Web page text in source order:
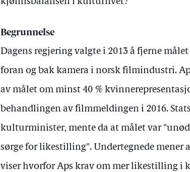
Begrunnelse
Dagens regjering valgte i 2013 å fjerne
foran og bak kamera i norsk filmindustri.
av målet om minst 40 %
behandlingen av filmmeldingen i 2016.
kulturminister, mente da at målet var
sørge for likestilling". Undertegnede mener
viser hvorfor Aps krav om mer likestilling i